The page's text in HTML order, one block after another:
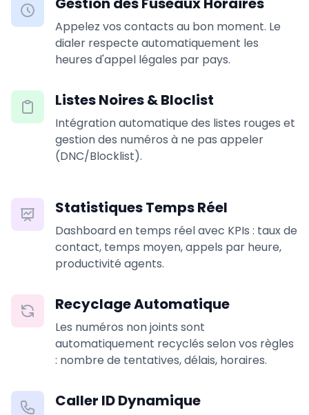
Appelez vos contacts au bon moment. Le
dialer respecte automatiquement les
heures d'appel légales par pays.
Listes Noires & Bloclist
Intégration automatique des listes rouges et
gestion des numéros à ne pas appeler
(DNC/Blocklist).
Statistiques Temps Réel
Dashboard en temps réel avec KPIs : taux de
contact, temps moyen, appels par heure,
productivité agents.
Recyclage Automatique
Les numéros non joints sont
automatiquement recyclés selon vos règles
: nombre de tentatives, délais, horaires.
Caller ID Dynamique